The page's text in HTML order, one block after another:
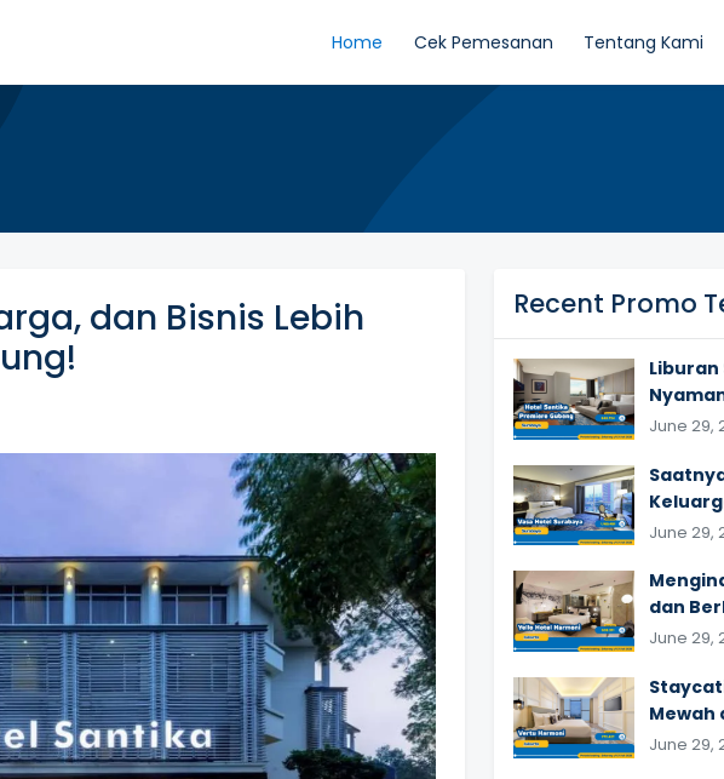
Home Cek Pemesanan Tentang Kami
dan Bisnis Lebih
Recent Promo
Liburan
June 29,
June 29,
dan
June 29,
Mewah
June 29,